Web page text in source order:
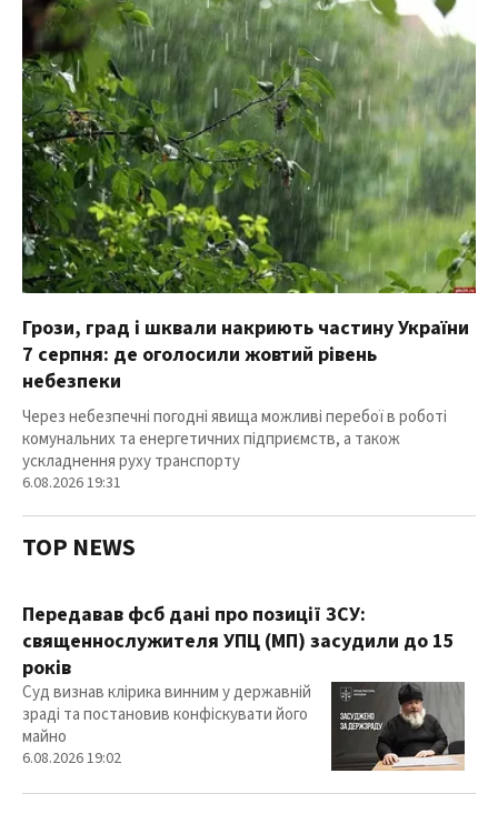
Грози, град і шквали накриють частину України
7 серпня: де оголосили жовтий рівень
небезпеки
Через небезпечні погодні явища можливі перебої в роботі
комунальних та енергетичних підприємств, а також
ускладнення руху транспорту
6.08.2026 19:31
TOP NEWS
Передавав фсб дані про позиції ЗСУ:
священнослужителя УПЦ (МП) засудили до 15
років
Суд визнав клірика винним у державній
зраді та постановив конфіскувати його
майно
6.08.2026 19:02